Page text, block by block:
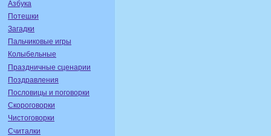
Азбука
Потешки
Загадки
Пальчиковые игры
Колыбельные
Праздничные сценарии
Поздравления
Пословицы и поговорки
Скороговорки
Чистоговорки
Считалки